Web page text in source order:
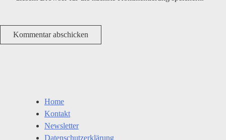
Home
Kontakt
Newsletter
Datenschutzerklärung